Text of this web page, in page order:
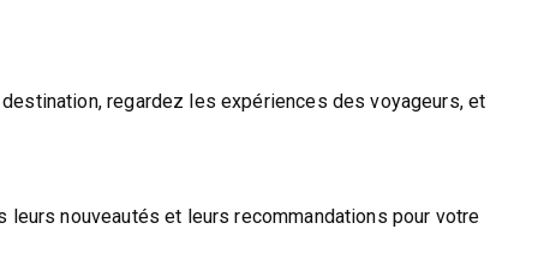
regardez les expériences des voyageurs, et
nouveautés et leurs recommandations pour votre